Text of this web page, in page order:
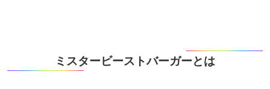
ミスタービーストバーガーとは